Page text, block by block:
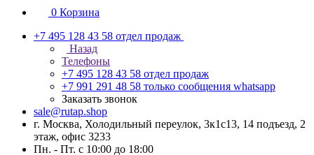
0 Корзина
+7 495 128 43 58 отдел продаж
Назад
Телефоны
+7 495 128 43 58 отдел продаж
+7 991 291 48 58 только сообщения whatsapp
Заказать звонок
sale@rutap.shop
г. Москва, Холодильный переулок, 3к1с13, 14 подъезд, 2
этаж, офис 3233
Пн. - Пт. с 10:00 до 18:00